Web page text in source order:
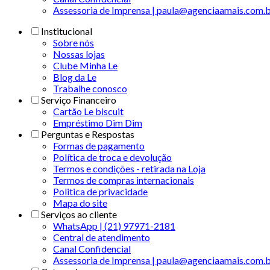
Assessoria de Imprensa |
Institucional
Sobre nós
Nossas lojas
Clube Minha Le
Blog da Le
Trabalhe conosco
Serviço Financeiro
Cartão Le biscuit
Empréstimo Dim Dim
Perguntas e Respostas
Formas de pagamento
Política de troca e devolução
Termos e condições - retirada na Loja
Termos de compras internacionais
Politica de privacidade
Mapa do site
Serviços ao cliente
WhatsApp | (21) 97971-2181
Central de atendimento
Canal Confidencial
Assessoria de Imprensa |